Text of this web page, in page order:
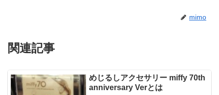
mimo
関連記事
めじるしアクセサリー miffy 70th
anniversary Verとは